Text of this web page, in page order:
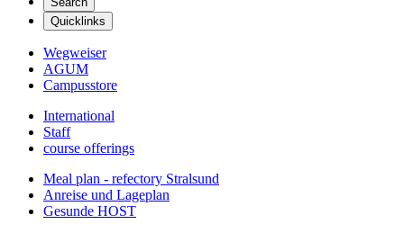
Quicklinks
Wegweiser
AGUM
Campusstore
International
Staff
course offerings
Meal plan - refectory Stralsund
Anreise und Lageplan
Gesunde HOST